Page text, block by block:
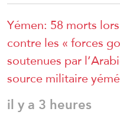
Yémen: 58 morts
contre les « forces
soutenues par
source militaire
il y a 3 heures